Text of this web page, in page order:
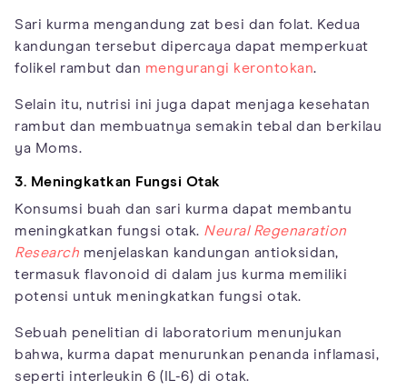
Sari kurma mengandung zat besi dan folat. Kedua
kandungan tersebut dipercaya dapat memperkuat
folikel rambut dan mengurangi kerontokan.
Selain itu, nutrisi ini juga dapat menjaga kesehatan
rambut dan membuatnya semakin tebal dan berkilau
ya Moms.
3. Meningkatkan Fungsi Otak
Konsumsi buah dan sari kurma dapat membantu
meningkatkan fungsi otak. Neural Regenaration
Research menjelaskan kandungan antioksidan,
termasuk flavonoid di dalam jus kurma memiliki
potensi untuk meningkatkan fungsi otak.
Sebuah penelitian di laboratorium menunjukan
bahwa, kurma dapat menurunkan penanda inflamasi,
seperti interleukin 6 (IL-6) di otak.